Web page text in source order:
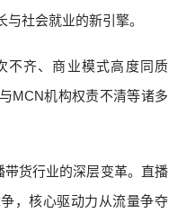
社会就业的新引擎。
不齐、商业模式高度同质
MCN机构权责不清等诸多
带货行业的深层变革。直播
，核心驱动力从流量争夺